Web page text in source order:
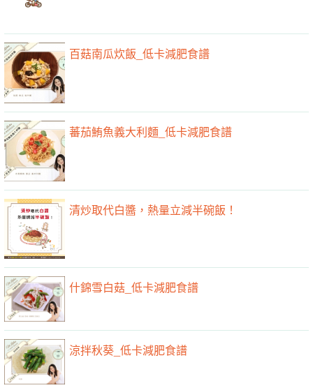
百菇南瓜炊飯_低卡減肥食譜
蕃茄鮪魚義大利麵_低卡減肥食譜
清炒取代白醬，熱量立減半碗飯！
什錦雪白菇_低卡減肥食譜
涼拌秋葵_低卡減肥食譜